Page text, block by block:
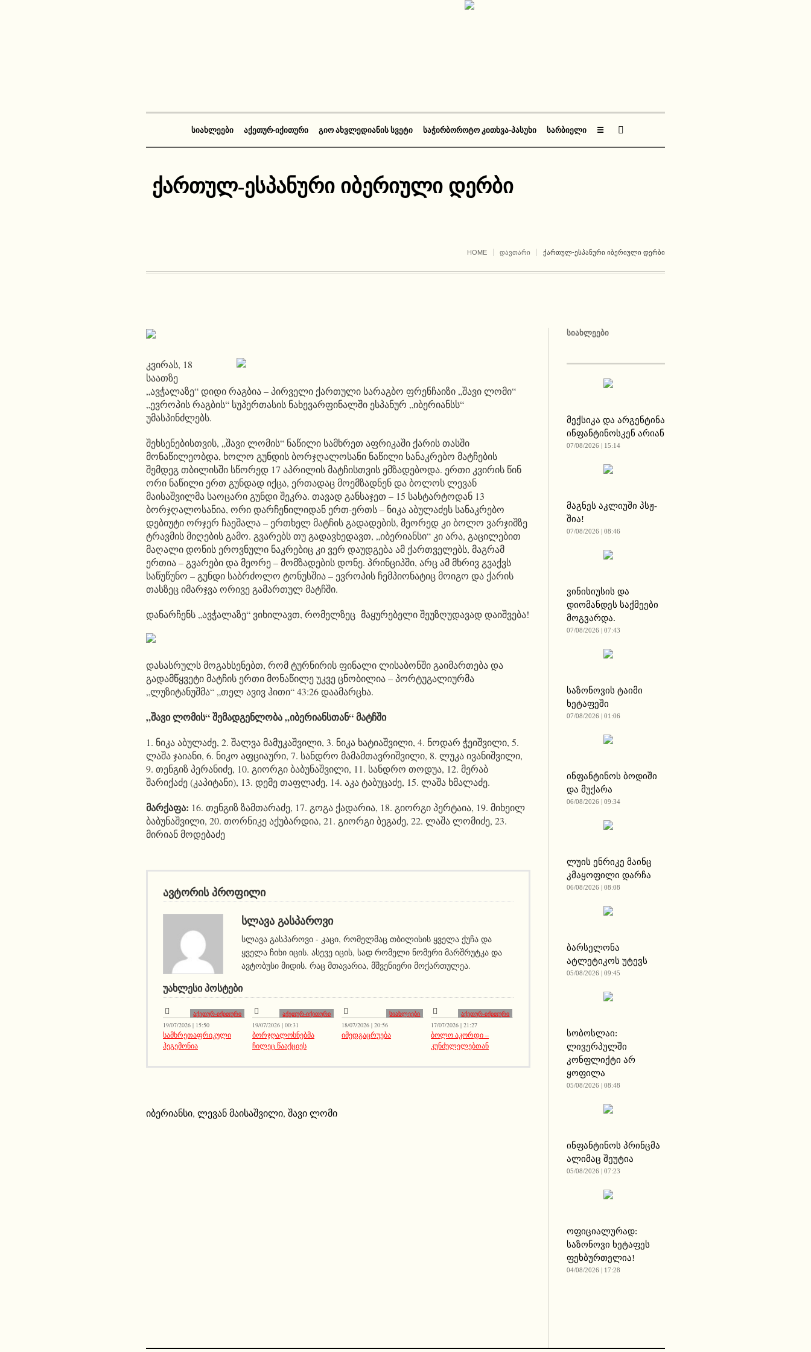
ᲡᲘᲐᲮᲚᲔᲔᲑᲘ ᲐᲥᲔᲗᲣᲠ-ᲘᲥᲘᲗᲣᲠᲘ ᲒᲘᲝ ᲐᲮᲕᲚᲔᲓᲘᲐᲜᲘᲡ ᲡᲕᲔᲢᲘ ᲡᲐᲭᲘᲠᲑᲝᲠᲝᲢᲝ ᲙᲘᲗᲮᲕᲐ-ᲞᲐᲡᲣᲮᲘ ᲡᲐᲠᲑᲘᲔᲚᲘ ☰
ქართულ-ესპანური იბერიული დერბი
HOME ᲓᲐᲕᲗᲐᲠᲘ ᲥᲐᲠᲗᲣᲚ-ᲔᲡᲞᲐᲜᲣᲠᲘ ᲘᲑᲔᲠᲘᲣᲚᲘ ᲓᲔᲠᲑᲘ
კვირას, 18
საათზე
„ავჭალაზე“ დიდი რაგბია – პირველი ქართული სარაგბო ფრენჩაიზი „შავი ლომი“
„ევროპის რაგბის“ სუპერთასის ნახევარფინალში ესპანურ „იბერიანსს“
უმასპინძლებს.
შეხსენებისთვის, „შავი ლომის“ ნაწილი სამხრეთ აფრიკაში ქარის თასში
მონაწილეობდა, ხოლო გუნდის ბორჯღალოსანი ნაწილი სანაკრებო მატჩების
შემდეგ თბილისში სწორედ 17 აპრილის მატჩისთვის ემზადებოდა. ერთი კვირის წინ
ორი ნაწილი ერთ გუნდად იქცა, ერთადაც მოემზადნენ და ბოლოს ლევან
მაისაშვილმა საოცარი გუნდი შეკრა. თავად განსაჯეთ – 15 სასტარტოდან 13
ბორჯღალოსანია, ორი დარჩენილიდან ერთ-ერთს – ნიკა აბულაძეს სანაკრებო
დებიუტი ორჯერ ჩაეშალა – ერთხელ მატჩის გადადების, მეორედ კი ბოლო ვარჯიშზე
ტრავმის მიღების გამო. გვარებს თუ გადავხედავთ, „იბერიანსი“ კი არა, გაცილებით
მაღალი დონის ეროვნული ნაკრებიც კი ვერ დაუდგება ამ ქართველებს, მაგრამ
ერთია – გვარები და მეორე – მომზადების დონე. პრინციპში, არც ამ მხრივ გვაქვს
საწუწუნო – გუნდი საბრძოლო ტონუსშია – ევროპის ჩემპიონატიც მოიგო და ქარის
თასზეც იმარჯვა ორივე გამართულ მატჩში.
დანარჩენს „ავჭალაზე“ ვიხილავთ, რომელზეც მაყურებელი შეუზღუდავად დაიშვება!
დასასრულს მოგახსენებთ, რომ ტურნირის ფინალი ლისაბონში გაიმართება და
გადამწყვეტი მატჩის ერთი მონაწილე უკვე ცნობილია – პორტუგალიურმა
„ლუზიტანუშმა“ „თელ ავივ ჰითი“ 43:26 დაამარცხა.
„შავი ლომის“ შემადგენლობა „იბერიანსთან“ მატჩში
1. ნიკა აბულაძე, 2. შალვა მამუკაშვილი, 3. ნიკა ხატიაშვილი, 4. ნოდარ ჭეიშვილი, 5.
ლაშა ჯაიანი, 6. ნიკო აფციაური, 7. სანდრო მამამთავრიშვილი, 8. ლუკა ივანიშვილი,
9. თენგიზ პერანიძე, 10. გიორგი ბაბუნაშვილი, 11. სანდრო თოდუა, 12. მერაბ
შარიქაძე (კაპიტანი), 13. დემე თაფლაძე, 14. აკა ტაბუცაძე, 15. ლაშა ხმალაძე.
მარქაფა: 16. თენგიზ ზამთარაძე, 17. გოგა ქადარია, 18. გიორგი პერტაია, 19. მიხეილ
ბაბუნაშვილი, 20. თორნიკე აქუბარდია, 21. გიორგი ბეგაძე, 22. ლაშა ლომიძე, 23.
მირიან მოდებაძე
ავტორის პროფილი
ᲡᲚᲐᲕᲐ ᲒᲐᲡᲞᲐᲠᲝᲕᲘ
სლავა გასპაროვი - კაცი, რომელმაც თბილისის ყველა ქუჩა და
ყველა ჩიხი იცის. ასევე იცის, სად რომელი ნომერი მარშრუტკა და
ავტობუსი მიდის. რაც მთავარია, მშვენიერი მოქართულეა.
ᲣᲐᲮᲚᲔᲡᲘ ᲞᲝᲡᲢᲔᲑᲘ
აქეთურ-იქითური
19/07/2026 | 15:50
სამხრეთაფრიკული
ჰეგემონია
აქეთურ-იქითური
19/07/2026 | 00:31
ბორჯღალოსნებმა
ჩილეც წააქციეს
სიახლეები
18/07/2026 | 20:56
იმედგაცრუება
აქეთურ-იქითური
17/07/2026 | 21:27
ბოლო აკორდი –
კუნძულელებთან
იბერიანსი, ლევან მაისაშვილი, შავი ლომი
ᲡᲘᲐᲮᲚᲔᲔᲑᲘ
მექსიკა და არგენტინა
ინფანტინოსკენ არიან
07/08/2026 | 15:14
მაგნეს აკლიუში პსჟ-
შია!
07/08/2026 | 08:46
ვინისიუსის და
დიომანდეს საქმეები
მოგვარდა.
07/08/2026 | 07:43
საზონოვის ტაიმი
ხეტაფეში
07/08/2026 | 01:06
ინფანტინოს ბოდიში
და მუქარა
06/08/2026 | 09:34
ლუის ენრიკე მაინც
კმაყოფილი დარჩა
06/08/2026 | 08:08
ბარსელონა
ატლეტიკოს უტევს
05/08/2026 | 09:45
სობოსლაი:
ლივერპულში
კონფლიქტი არ
ყოფილა
05/08/2026 | 08:48
ინფანტინოს პრინცმა
ალიმაც შეუტია
05/08/2026 | 07:23
ოფიციალურად:
საზონოვი ხეტაფეს
ფეხბურთელია!
04/08/2026 | 17:28